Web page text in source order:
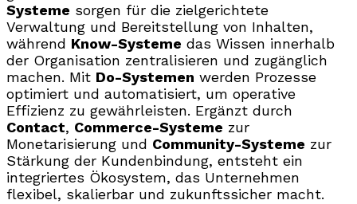
Systeme sorgen für die zielgerichtete
Verwaltung und Bereitstellung von Inhalten,
während Know-Systeme das Wissen innerhalb
der Organisation zentralisieren und zugänglich
machen. Mit Do-Systemen werden Prozesse
optimiert und automatisiert, um operative
Effizienz zu gewährleisten. Ergänzt durch
Contact, Commerce-Systeme zur
Monetarisierung und Community-Systeme zur
Stärkung der Kundenbindung, entsteht ein
integriertes Ökosystem, das Unternehmen
flexibel, skalierbar und zukunftssicher macht.